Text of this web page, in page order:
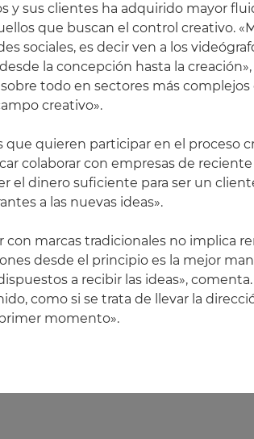
y sus clientes ha adquirido mayor
que buscan el control creativo.
sociales, es decir ven a los
la concepción hasta la
todo en sectores más
creativo».
que quieren participar en el proceso
colaborar con empresas de reciente
el dinero suficiente para ser un
a las nuevas ideas».
con marcas tradicionales no implica
desde el principio es la mejor
a recibir las ideas»,
como si se trata de llevar la
momento».